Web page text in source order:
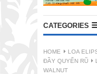
CATEGORIES
HOME
LOA
ĐẦY QUYẾN RŨ
WALNUT